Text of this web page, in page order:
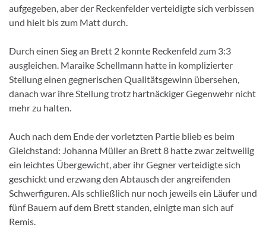
aufgegeben, aber der Reckenfelder verteidigte sich verbissen
und hielt bis zum Matt durch.
Durch einen Sieg an Brett 2 konnte Reckenfeld zum 3:3
ausgleichen. Maraike Schellmann hatte in komplizierter
Stellung einen gegnerischen Qualitätsgewinn übersehen,
danach war ihre Stellung trotz hartnäckiger Gegenwehr nicht
mehr zu halten.
Auch nach dem Ende der vorletzten Partie blieb es beim
Gleichstand: Johanna Müller an Brett 8 hatte zwar zeitweilig
ein leichtes Übergewicht, aber ihr Gegner verteidigte sich
geschickt und erzwang den Abtausch der angreifenden
Schwerfiguren. Als schließlich nur noch jeweils ein Läufer und
fünf Bauern auf dem Brett standen, einigte man sich auf
Remis.